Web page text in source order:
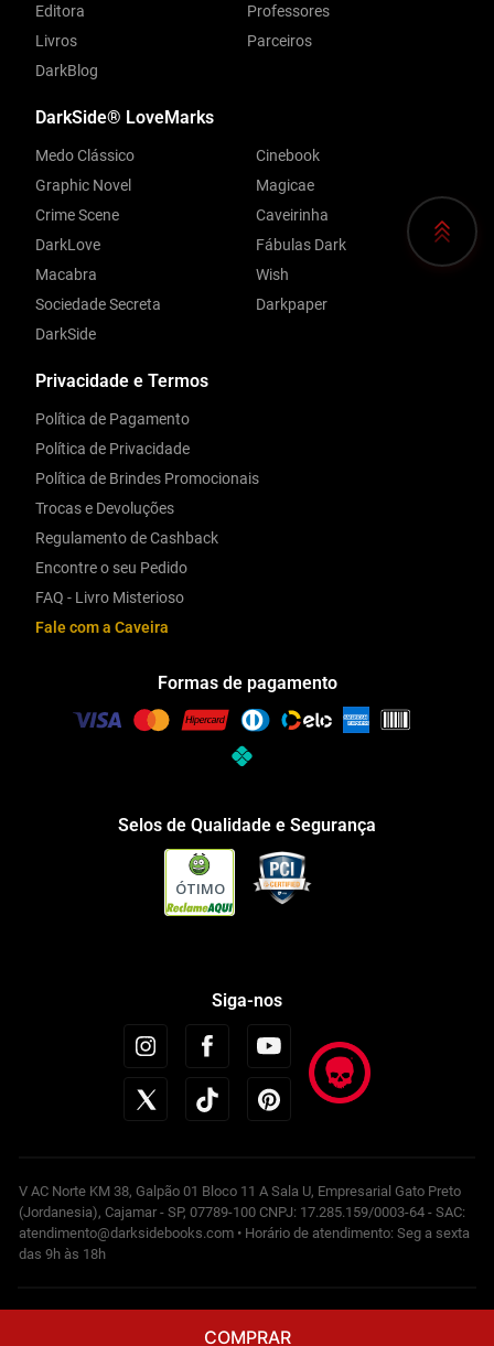
COMPRAR
Privacidade e Termos
Política de Pagamento
Política de Privacidade
Política de Brindes Promocionais
Trocas e Devoluções
Regulamento de Cashback
Encontre o seu Pedido
FAQ - Livro Misterioso
Fale com a Caveira
Editora
Livros
DarkBlog
Professores
Parceiros
DarkSide® LoveMarks
Medo Clássico
Graphic Novel
Crime Scene
DarkLove
Macabra
Sociedade Secreta
DarkSide
Cinebook
Magicae
Caveirinha
Fábulas Dark
Wish
Darkpaper
Formas de pagamento
Selos de Qualidade e Segurança
ÓTIMO
Siga-nos
V AC Norte KM 38, Galpão 01 Bloco 11 A Sala U, Empresarial Gato Preto
(Jordanesia), Cajamar - SP, 07789-100 CNPJ: 17.285.159/0003-64 - SAC:
atendimento@darksidebooks.com • Horário de atendimento: Seg a sexta
das 9h às 18h